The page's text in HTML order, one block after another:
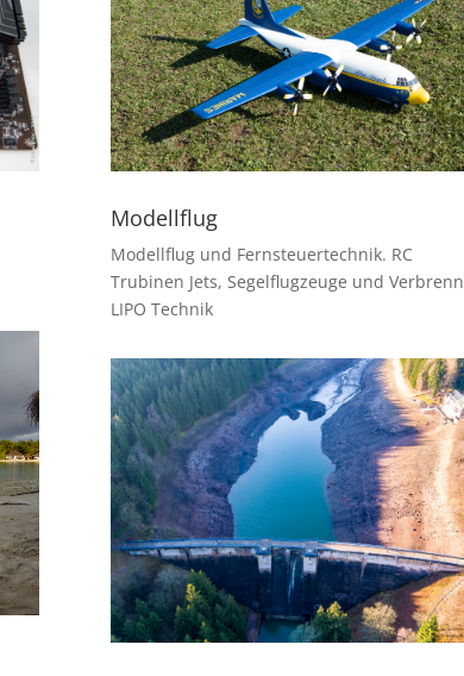
Modellflug
Modellflug und Fernsteuertechnik. RC
Trubinen Jets, Segelflugzeuge und
LIPO Technik